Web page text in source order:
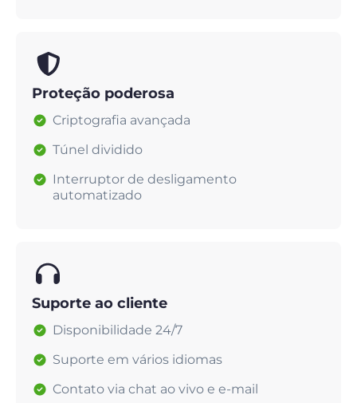
Proteção poderosa
Criptografia avançada
Túnel dividido
Interruptor de desligamento
automatizado
Suporte ao cliente
Disponibilidade 24/7
Suporte em vários idiomas
Contato via chat ao vivo e e-mail